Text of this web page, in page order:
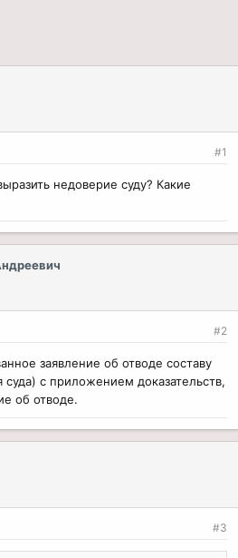
#1
недоверие суду? Какие
#2
заявление об отводе составу
суда) с приложением доказательств,
об отводе.
#3